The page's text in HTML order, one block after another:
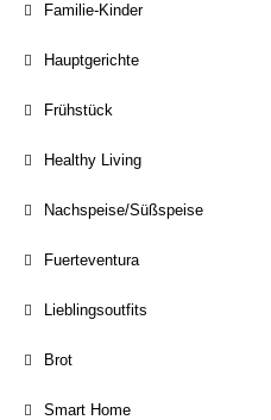
Familie-Kinder
Hauptgerichte
Frühstück
Healthy Living
Nachspeise/Süßspeise
Fuerteventura
Lieblingsoutfits
Brot
Smart Home